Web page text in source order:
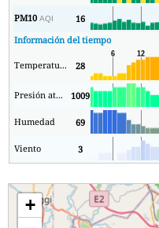
PM10AQI 16
Información del tiempo
Temperatura. 28
Presión atmosférica 1009
Humedad 69
Viento 3
+